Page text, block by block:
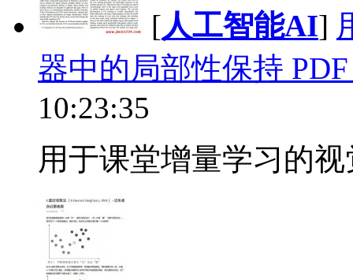
[人工智能AI]
器中的局部性保持
10:23:35
用于课堂增量学习的